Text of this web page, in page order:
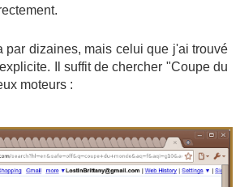
par dizaines, mais celui que j'ai trouvé
Il suffit de chercher "Coupe du
moteurs :